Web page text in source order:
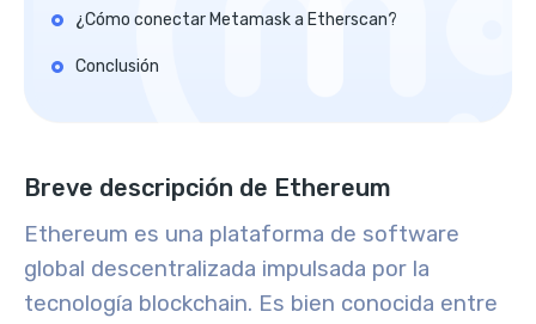
¿Cómo conectar Metamask a Etherscan?
Conclusión
Breve descripción de Ethereum
Ethereum es una plataforma de software
global descentralizada impulsada por la
tecnología blockchain. Es bien conocida entre